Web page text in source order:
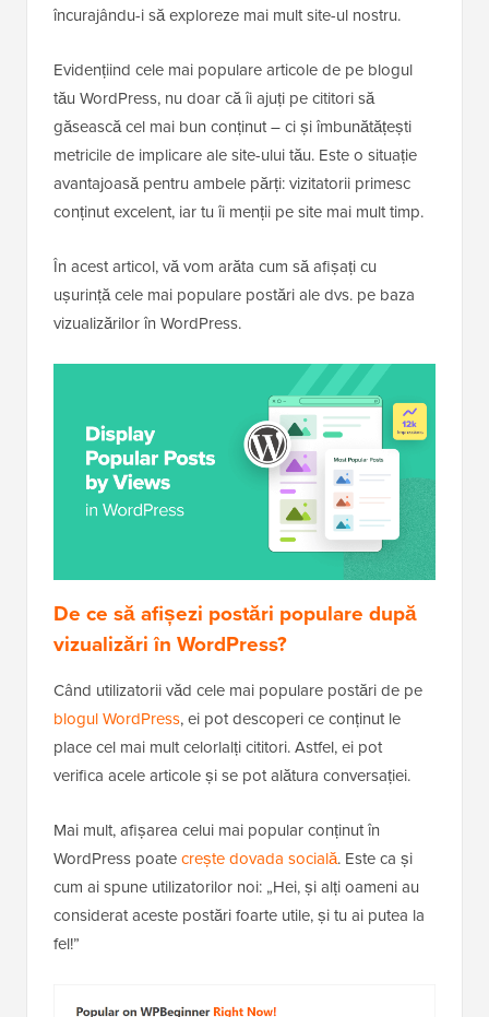
încurajându-i să exploreze mai mult site-ul nostru.
Evidențiind cele mai populare articole de pe blogul
tău WordPress, nu doar că îi ajuți pe cititori să
găsească cel mai bun conținut – ci și îmbunătățești
metricile de implicare ale site-ului tău. Este o situație
avantajoasă pentru ambele părți: vizitatorii primesc
conținut excelent, iar tu îi menții pe site mai mult timp.
În acest articol, vă vom arăta cum să afișați cu
ușurință cele mai populare postări ale dvs. pe baza
vizualizărilor în WordPress.
De ce să afișezi postări populare după
vizualizări în WordPress?
Când utilizatorii văd cele mai populare postări de pe
blogul WordPress, ei pot descoperi ce conținut le
place cel mai mult celorlalți cititori. Astfel, ei pot
verifica acele articole și se pot alătura conversației.
Mai mult, afișarea celui mai popular conținut în
WordPress poatecrește dovada socială. Este ca și
cum ai spune utilizatorilor noi: „Hei, și alți oameni au
considerat aceste postări foarte utile, și tu ai putea la
fel!”